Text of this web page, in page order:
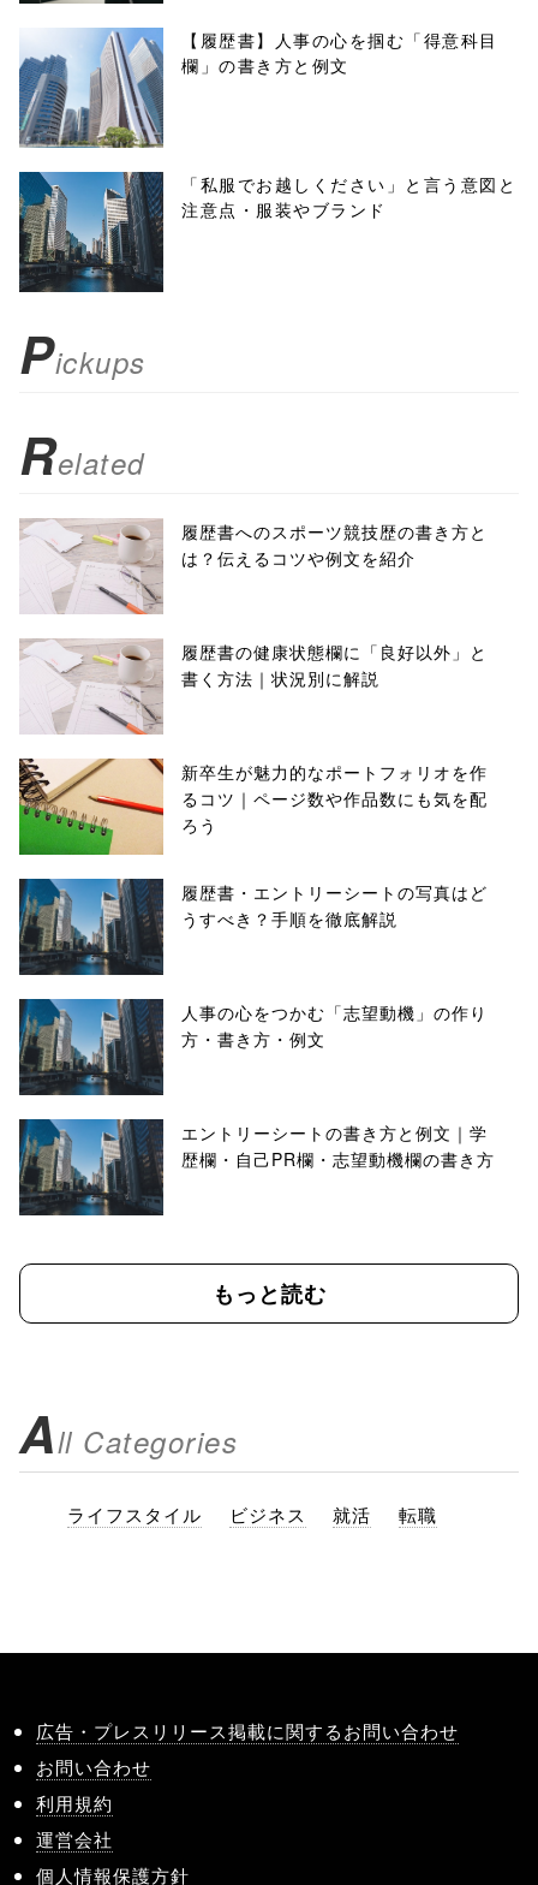
f, 'Gwindow',
'width=550,
height=450,
menubar=no,
toolbar=no,
scrollbars=yes'
false;"> シェア
【履歴書】人事の心を掴む「得意科目
欄」の書き方と例文
「私服でお越しください」と言う意図と
注意点・服装やブランド
Pickups
Related
履歴書へのスポーツ競技歴の書き方と
は？伝えるコツや例文を紹介
履歴書の健康状態欄に「良好以外」と
書く方法｜状況別に解説
新卒生が魅力的なポートフォリオを作
るコツ｜ページ数や作品数にも気を配
ろう
履歴書・エントリーシートの写真はど
うすべき？手順を徹底解説
人事の心をつかむ「志望動機」の作り
方・書き方・例文
エントリーシートの書き方と例文｜学
歴欄・自己PR欄・志望動機欄の書き方
もっと読む
All Categories
ライフスタイル ビジネス 就活 転職
広告・プレスリリース掲載に関するお問い合わせ
お問い合わせ
利用規約
運営会社
個人情報保護方針